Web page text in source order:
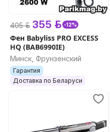
405 р. 355 р. -12%
Фен Babyliss PRO EXCESS
HQ (BAB6990IE)
Минск, Фрунзенский
Гарантия
Доставка по Беларуси